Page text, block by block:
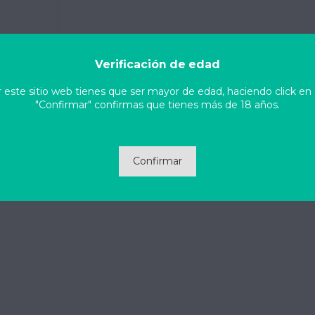
Verificación de edad
este sitio web tienes que ser mayor de edad, haciendo click
"Confirmar" confirmas que tienes más de 18 años.
Confirmar